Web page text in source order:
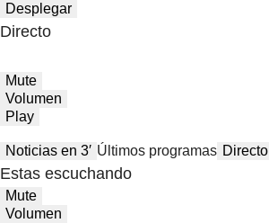
Desplegar
Directo
Mute
Volumen
Play
Noticias en 3′ Últimos programas Directo
Estas escuchando
Mute
Volumen